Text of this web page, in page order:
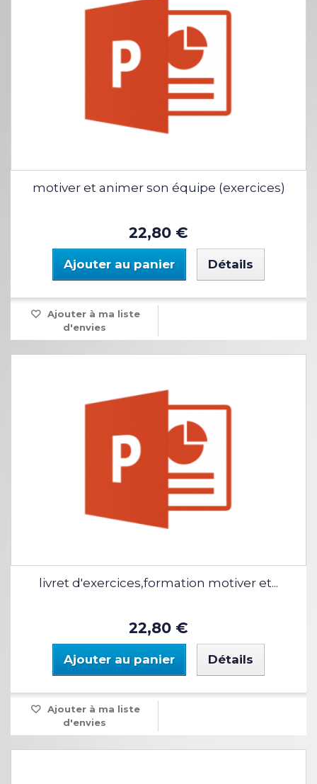
motiver et animer son équipe (exercices)
22,80 €
Ajouter au panier Détails
Ajouter à ma liste
d'envies
livret d'exercices,formation motiver et...
22,80 €
Ajouter au panier Détails
Ajouter à ma liste
d'envies